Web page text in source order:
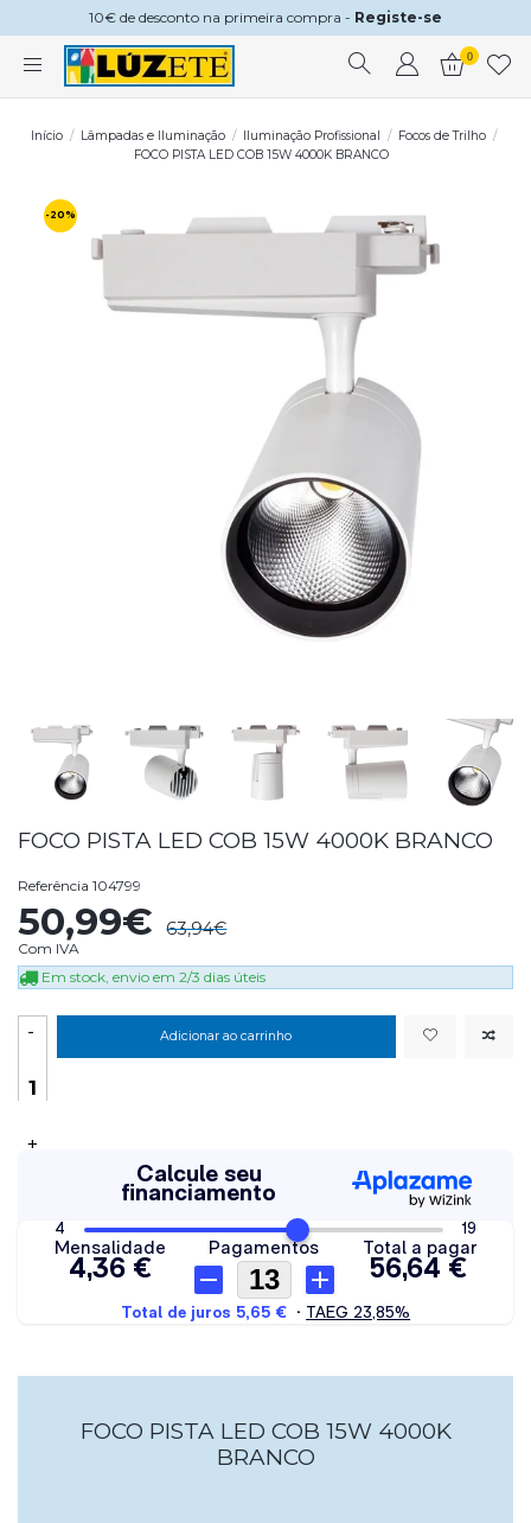
10€ de desconto na primeira compra - Registe-se
0
Início Lâmpadas e Iluminação Iluminação Profissional
Focos de Trilho
FOCO PISTA LED COB 15W 4000K BRANCO
-20%
FOCO PISTA LED COB 15W 4000K BRANCO
Referência 104799
50,99€ 63,94€
Com IVA
Em stock, envio em 2/3 dias úteis
-
+
Adicionar ao carrinho
FOCO PISTA LED COB 15W 4000K
BRANCO